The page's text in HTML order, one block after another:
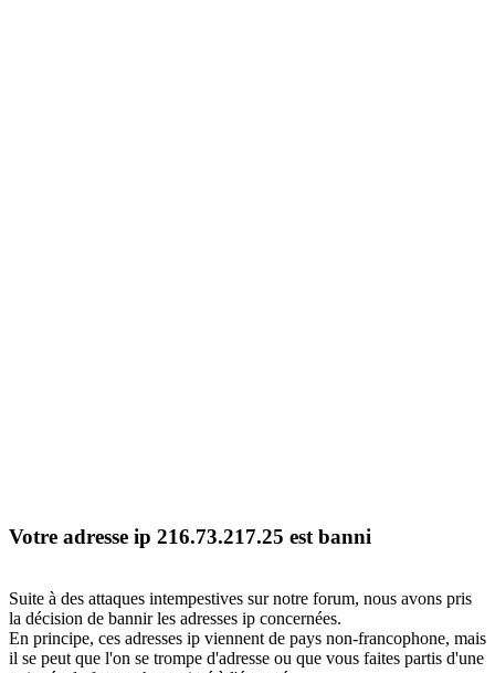
Votre adresse ip 216.73.217.25 est banni
Suite à des attaques intempestives sur notre forum, nous avons pris
la décision de bannir les adresses ip concernées.
En principe, ces adresses ip viennent de pays non-francophone, mais
il se peut que l'on se trompe d'adresse ou que vous faites partis d'une